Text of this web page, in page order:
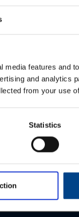
features and
and analytics
from your use
Statistics
ELEKTRITOIDE JA VÕRGU
Lugemisaeg: 4 min
sinu äri töös